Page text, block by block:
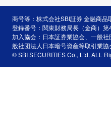
商号等：株式会社SBI証券 金融商
登録番号：関東財務局長（金商）第
加入協会：日本証券業協会、一般
般社団法人日本暗号資産等取引業協
© SBI SECURITIES Co., Ltd. ALL